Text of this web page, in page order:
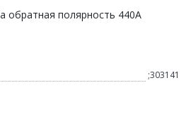
обратная полярность 440А
;303141